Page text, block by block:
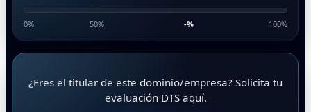
0% 50% -% 100%
¿Eres el titular de este dominio/empresa? Solicita tu
evaluación DTS aquí.